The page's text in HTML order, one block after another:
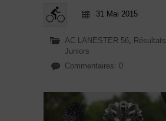
31 Mai 2015
AC LANESTER 56, Résultats
Juniors
Commentaires: 0